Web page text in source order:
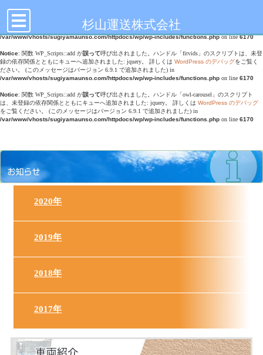
Notice: 関数 WP_Scripts::add が
未登録の依存関係とともにキューへ追加されました: jquery。 詳しくは
覧ください。 (このメッセージはバージョン 6.9.1 で追加されました) in
/var/www/vhosts/sugiyamaunso.com/httpdocs/wp/wp-includes/functions.phpon line6170
Notice: 関数 WP_Scripts::add が誤って呼び出されました。ハンドル「fitvids」のスクリプトは、未登
録の依存関係とともにキューへ追加されました: jquery。 詳しくは WordPress のデバッグをご覧く
ださい。 (このメッセージはバージョン 6.9.1 で追加されました) in
/var/www/vhosts/sugiyamaunso.com/httpdocs/wp/wp-includes/functions.php on line 6170
Notice: 関数 WP_Scripts::add が誤って呼び出されました。ハンドル「owl-carousel」のスクリプト
は、未登録の依存関係とともにキューへ追加されました: jquery。 詳しくは WordPress のデバッグ
をご覧ください。 (このメッセージはバージョン 6.9.1 で追加されました) in
/var/www/vhosts/sugiyamaunso.com/httpdocs/wp/wp-includes/functions.php on line 6170
杉山運送株式会社
toggle
navigation
2020年
2019年
2018年
2017年